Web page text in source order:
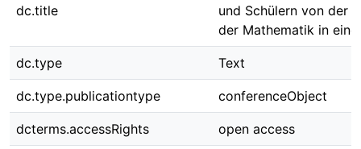
dc.title
und Schülern von der
der Mathematik in
dc.type Text
dc.type.publicationtype conferenceObject
dcterms.accessRights open access